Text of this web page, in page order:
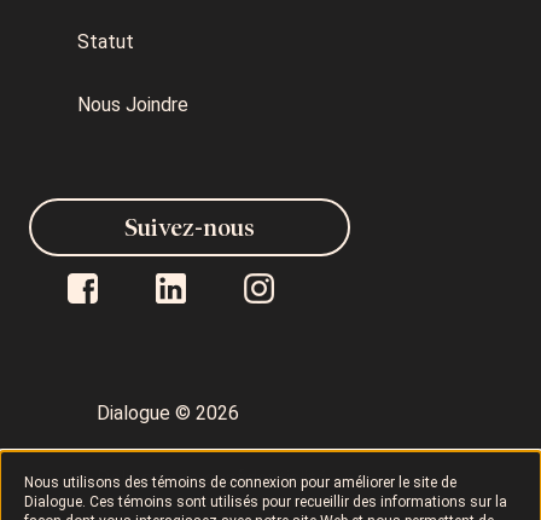
Nous utilisons des témoins de connexion pour améliorer le site de
Dialogue. Ces témoins sont utilisés pour recueillir des informations sur la
Statut
Nous Joindre
Dialogue © 2026
Politique de confidentialité
Suivez-nous